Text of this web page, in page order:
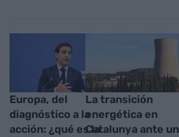
Europa, del
diagnóstico a la
acción: ¿qué es la
La transición
energética en
Catalunya ante un